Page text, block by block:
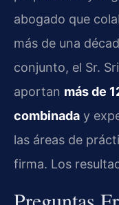
abogado que
más de una
conjunto, el Sr.
aportan más de
combinada y
las áreas de
firma. Los